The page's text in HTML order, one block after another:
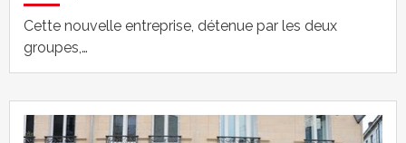
Cette nouvelle entreprise, détenue par les deux
groupes,…